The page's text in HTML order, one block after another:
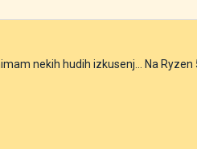
nekih hudih izkusenj... Na Ryzen